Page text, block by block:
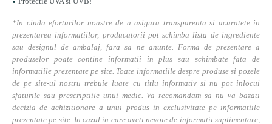
*In ciuda eforturilor noastre de a asigura transparenta si acuratete in
prezentarea informatiilor, producatorii pot schimba lista de ingrediente
sau designul de ambalaj, fara sa ne anunte. Forma de prezentare a
produselor poate contine informatii in plus sau schimbate fata de
informatiile prezentate pe site. Toate informatiile despre produse si pozele
de pe site-ul nostru trebuie luate cu titlu informativ si nu pot inlocui
sfaturile sau prescriptiile unui medic. Va recomandam sa nu va bazati
decizia de achizitionare a unui produs in exclusivitate pe informatiile
prezentate pe site. In cazul in care aveti nevoie de informatii suplimentare,